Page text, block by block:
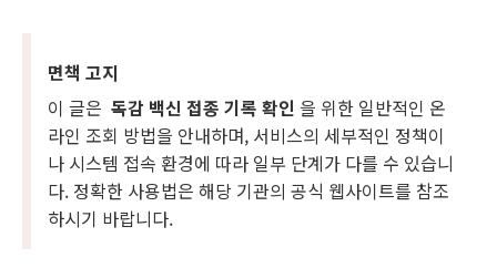
면책 고지
이 글은 독감 백신 접종 기록 확인 을 위한 일반적인 온
라인 조회 방법을 안내하며, 서비스의 세부적인 정책이
나 시스템 접속 환경에 따라 일부 단계가 다를 수 있습니
다. 정확한 사용법은 해당 기관의 공식 웹사이트를 참조
하시기 바랍니다.